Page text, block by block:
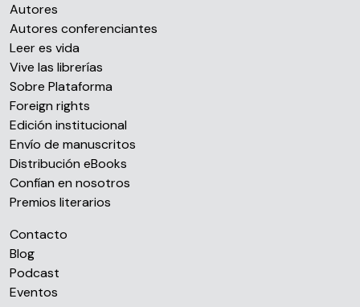
Autores
Autores conferenciantes
Leer es vida
Vive las librerías
Sobre Plataforma
Foreign rights
Edición institucional
Envío de manuscritos
Distribución eBooks
Confían en nosotros
Premios literarios
Contacto
Blog
Podcast
Eventos